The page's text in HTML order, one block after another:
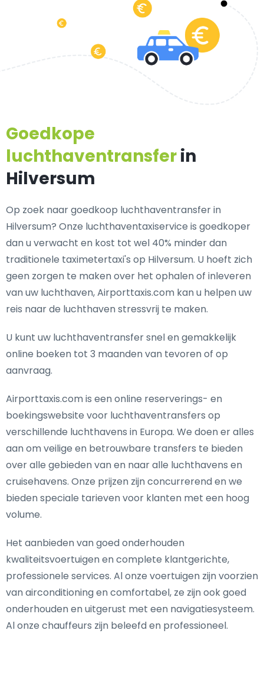
Goedkope
luchthaventransferin
Hilversum
Op zoek naar goedkoop luchthaventransfer in
Hilversum? Onze luchthaventaxiservice is goedkoper
dan u verwacht en kost tot wel 40% minder dan
traditionele taximetertaxi's op Hilversum. U hoeft zich
geen zorgen te maken over het ophalen of inleveren
van uw luchthaven, Airporttaxis.com kan u helpen uw
reis naar de luchthaven stressvrij te maken.
U kunt uw luchthaventransfer snel en gemakkelijk
online boeken tot 3 maanden van tevoren of op
aanvraag.
Airporttaxis.com is een online reserverings- en
boekingswebsite voor luchthaventransfers op
verschillende luchthavens in Europa. We doen er alles
aan om veilige en betrouwbare transfers te bieden
over alle gebieden van en naar alle luchthavens en
cruisehavens. Onze prijzen zijn concurrerend en we
bieden speciale tarieven voor klanten met een hoog
volume.
Het aanbieden van goed onderhouden
kwaliteitsvoertuigen en complete klantgerichte,
professionele services. Al onze voertuigen zijn voorzien
van airconditioning en comfortabel, ze zijn ook goed
onderhouden en uitgerust met een navigatiesysteem.
Al onze chauffeurs zijn beleefd en professioneel.